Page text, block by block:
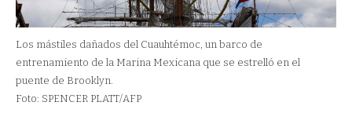
Los mástiles dañados del Cuauhtémoc, un barco de
entrenamiento de la Marina Mexicana que se estrelló en el
puente de Brooklyn.
Foto: SPENCER PLATT/AFP